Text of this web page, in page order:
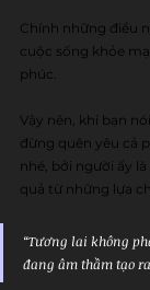
Chính những điều
cuộc sống khỏe
phúc.
Vậy nên, khi bạn
đừng quên yêu cả
nhé, bởi người ấy
quả từ những lựa
“Tương lai không
đang âm thầm tạo